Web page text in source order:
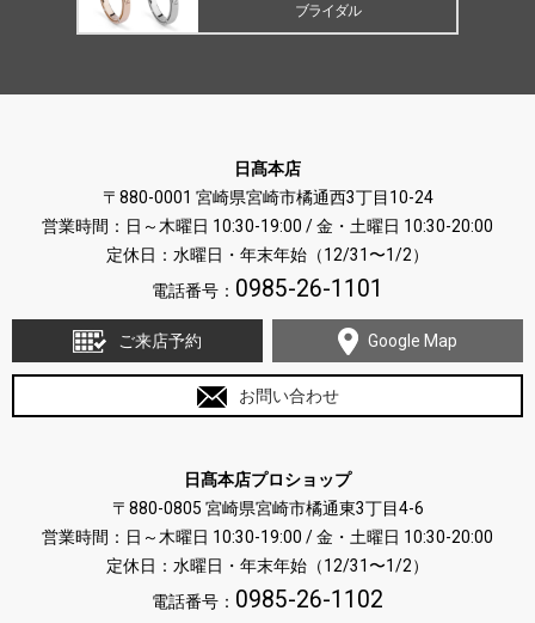
ブライダル
日髙本店
〒880-0001 宮崎県宮崎市橘通西3丁目10-24
営業時間：日～木曜日 10:30-19:00 / 金・土曜日 10:30-20:00
定休日：水曜日・年末年始（12/31〜1/2）
電話番号： 0985-26-1101
ご来店予約 Google Map
お問い合わせ
日髙本店プロショップ
〒880-0805 宮崎県宮崎市橘通東3丁目4-6
営業時間：日～木曜日 10:30-19:00 / 金・土曜日 10:30-20:00
定休日：水曜日・年末年始（12/31〜1/2）
電話番号： 0985-26-1102